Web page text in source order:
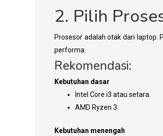
2. Pilih
Prosesor adalah otak dari laptop.
performa.
Rekomendasi:
Kebutuhan dasar
Intel Core i3 atau setara.
AMD Ryzen 3.
Kebutuhan menengah